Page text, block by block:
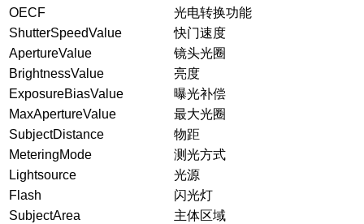
OECF
光电转换功能
ShutterSpeedValue
快门速度
ApertureValue
镜头光圈
BrightnessValue
亮度
ExposureBiasValue
曝光补偿
MaxApertureValue
最大光圈
SubjectDistance
物距
MeteringMode
测光方式
Lightsource
光源
Flash
闪光灯
SubjectArea
主体区域